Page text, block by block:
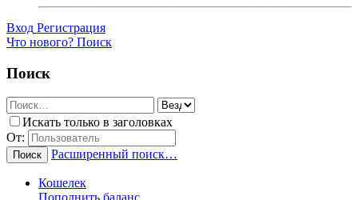
Вход Регистрация
Что нового? Поиск
Поиск
Искать только в заголовках
От:
Поиск Расширенный поиск…
Кошелек